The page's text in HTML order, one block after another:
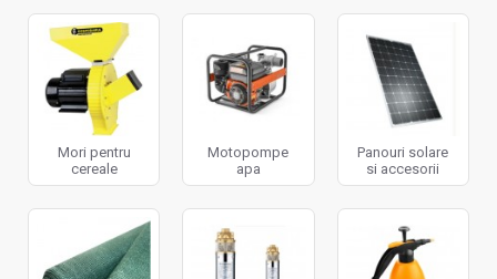
Mori pentru
cereale
Motopompe
apa
Panouri solare
si accesorii